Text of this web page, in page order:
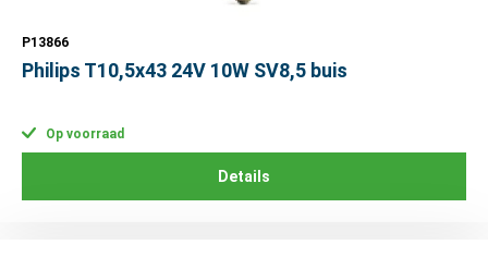
P13866
Philips T10,5x43 24V 10W SV8,5 buis
Op voorraad
Details